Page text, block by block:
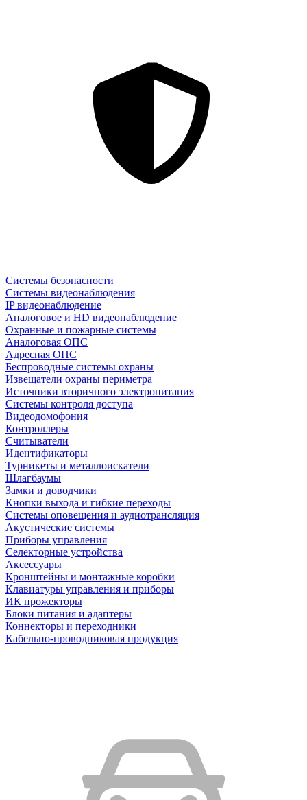
Системы безопасности
Системы видеонаблюдения
IP видеонаблюдение
Аналоговое и HD видеонаблюдение
Охранные и пожарные системы
Аналоговая ОПС
Адресная ОПС
Беспроводные системы охраны
Извещатели охраны периметра
Источники вторичного электропитания
Системы контроля доступа
Видеодомофония
Контроллеры
Считыватели
Идентификаторы
Турникеты и металлоискатели
Шлагбаумы
Замки и доводчики
Кнопки выхода и гибкие переходы
Системы оповещения и аудиотрансляция
Акустические системы
Приборы управления
Селекторные устройства
Аксессуары
Кронштейны и монтажные коробки
Клавиатуры управления и приборы
ИК прожекторы
Блоки питания и адаптеры
Коннекторы и переходники
Кабельно-проводниковая продукция